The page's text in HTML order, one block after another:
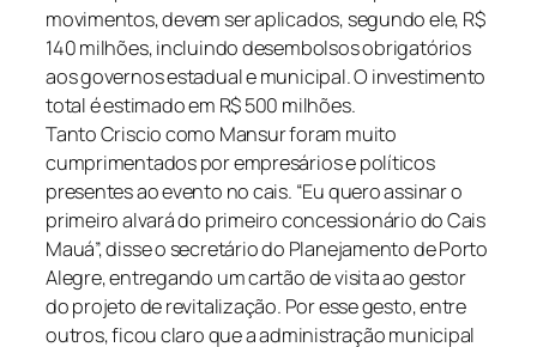
movimentos, devem ser aplicados, segundo ele, R$
140 milhões, incluindo desembolsos obrigatórios
aos governos estadual e municipal. O investimento
total é estimado em R$ 500 milhões.
Tanto Criscio como Mansur foram muito
cumprimentados por empresários e políticos
presentes ao evento no cais. “Eu quero assinar o
primeiro alvará do primeiro concessionário do Cais
Mauá”, disse o secretário do Planejamento de Porto
Alegre, entregando um cartão de visita ao gestor
do projeto de revitalização. Por esse gesto, entre
outros, ficou claro que a administração municipal